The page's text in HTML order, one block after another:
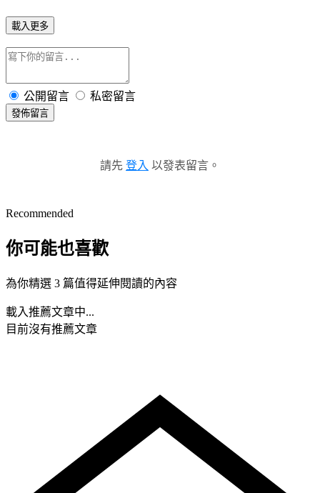
載入更多
公開留言 私密留言
發佈留言
請先 登入 以發表留言。
Recommended
你可能也喜歡
為你精選 3 篇值得延伸閱讀的內容
載入推薦文章中...
目前沒有推薦文章